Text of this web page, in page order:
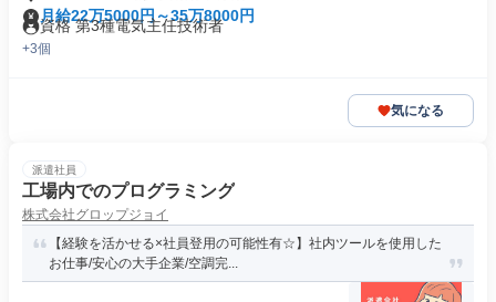
月給22万5000円～35万8000円
資格 第3種電気主任技術者
+3個
気になる
派遣社員
工場内でのプログラミング
株式会社グロップジョイ
【経験を活かせる×社員登用の可能性有☆】社内ツールを使用した
お仕事/安心の大手企業/空調完...